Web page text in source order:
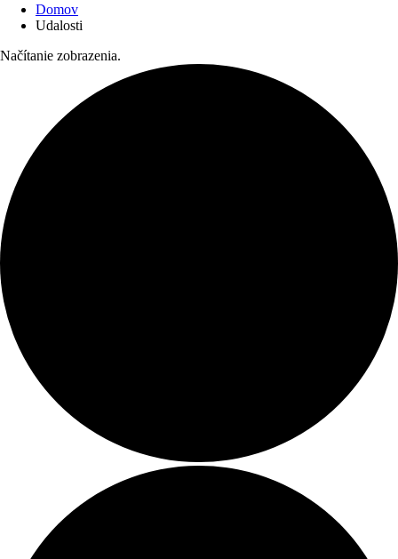
Domov
Udalosti
Načítanie zobrazenia.